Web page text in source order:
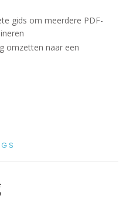
gids om meerdere PDF-
omzetten naar een